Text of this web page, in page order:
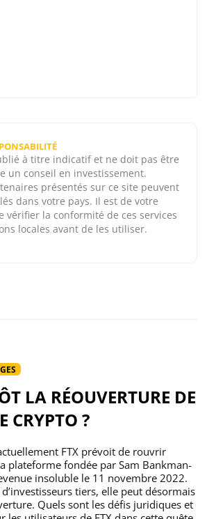
à titre indicatif et ne doit pas être
un conseil en investissement.
présentés sur ce site peuvent
dans votre pays. Il est de votre
vérifier la conformité de ces services
locales avant de les utiliser.
LA RÉOUVERTURE DE
CRYPTO ?
FTX prévoit de rouvrir
plateforme fondée par Sam Bankman-
insoluble le 11 novembre 2022.
d’investisseurs tiers, elle peut désormais
Quels sont les défis juridiques et